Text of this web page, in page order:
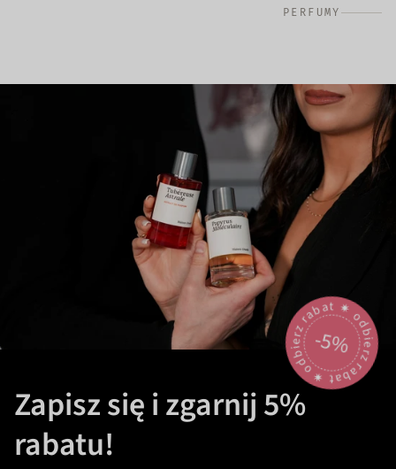
PERFUMY
odbierz rabat 🟎 odbierz rabat 🟎
-5%
Zapisz się i zgarnij 5%
rabatu!